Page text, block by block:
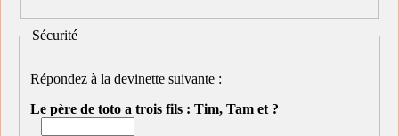
Sécurité
Répondez à la devinette suivante :
Le père de toto a trois fils : Tim, Tam et ?